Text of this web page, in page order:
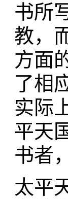
书所
教，
方面
了相
实际
平天
书者
太平